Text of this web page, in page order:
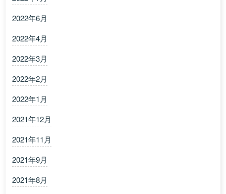
2022年6月
2022年4月
2022年3月
2022年2月
2022年1月
2021年12月
2021年11月
2021年9月
2021年8月